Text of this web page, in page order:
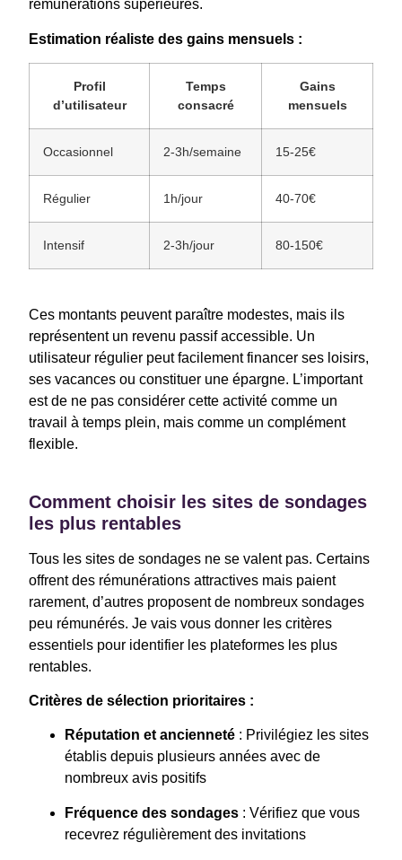
rémunérations supérieures.
Estimation réaliste des gains mensuels :
Profil
d’utilisateur
Temps
consacré
Gains
mensuels
Occasionnel 2-3h/semaine 15-25€
Régulier 1h/jour 40-70€
Intensif 2-3h/jour 80-150€
Ces montants peuvent paraître modestes, mais ils
représentent un revenu passif accessible. Un
utilisateur régulier peut facilement financer ses loisirs,
ses vacances ou constituer une épargne. L’important
est de ne pas considérer cette activité comme un
travail à temps plein, mais comme un complément
flexible.
Comment choisir les sites de sondages
les plus rentables
Tous les sites de sondages ne se valent pas. Certains
offrent des rémunérations attractives mais paient
rarement, d’autres proposent de nombreux sondages
peu rémunérés. Je vais vous donner les critères
essentiels pour identifier les plateformes les plus
rentables.
Critères de sélection prioritaires :
Réputation et ancienneté : Privilégiez les sites
établis depuis plusieurs années avec de
nombreux avis positifs
Fréquence des sondages : Vérifiez que vous
recevrez régulièrement des invitations